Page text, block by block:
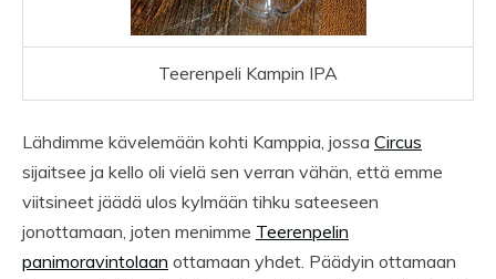
Teerenpeli Kampin IPA
Lähdimme kävelemään kohti Kamppia, jossa Circus
sijaitsee ja kello oli vielä sen verran vähän, että emme
viitsineet jäädä ulos kylmään tihku sateeseen
jonottamaan, joten menimme Teerenpelin
panimoravintolaan ottamaan yhdet. Päädyin ottamaan